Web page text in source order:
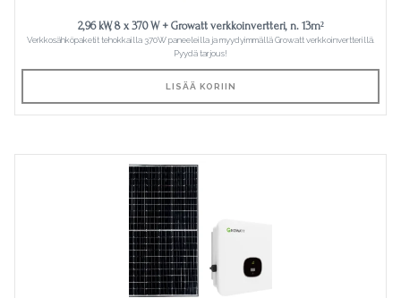
2,96 kW, 8 x 370 W + Growatt verkkoinvertteri, n. 13m²
Verkkosähköpaketit tehokkailla 370W paneeleilla ja myydyimmällä Growatt verkkoinvertterillä.
Pyydä tarjous!
LISÄÄ KORIIN